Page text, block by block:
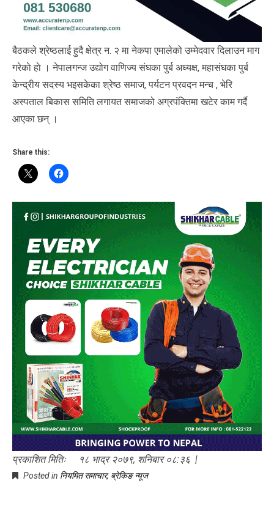
बैठकले श्रेष्ठलाई हुदै क्षेत्र न. २ मा नेकपा एमालेको उम्मेदवार दिलाउन माग
गरेकाे हाे । नेपालगन्ज उद्योग वाणिज्य संघका पुर्ब अध्यक्ष, महासंघका पुर्ब
केन्द्रीय सदस्य भइसकेका श्रेष्ठ समाज, पर्यटन प्रवदन मन्च , भेरि
अस्पताल बिकास समिति लगायत समाजको अग्रपंक्तिमा खटेर काम गर्दै
आएका छन् ।
Share this:
प्रकाशित मितिः १८ भाद्र २०७९, शनिबार ०८:३६ |
Posted in नियमित समाचार, ब्रेकिङ न्यूज